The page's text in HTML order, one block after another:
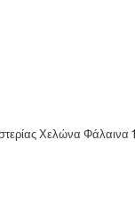
Χελώνα Φάλαινα